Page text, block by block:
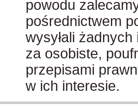
powodu
pośrednictwem
wysyłali
za osobiste,
przepisami
w ich interesie.